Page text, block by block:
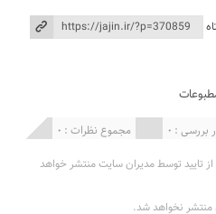
مجموع نظرات : 0 بررسی : 0
تایید توسط مدیران سایت منتشر خواهد
منتشر نخواهد شد.